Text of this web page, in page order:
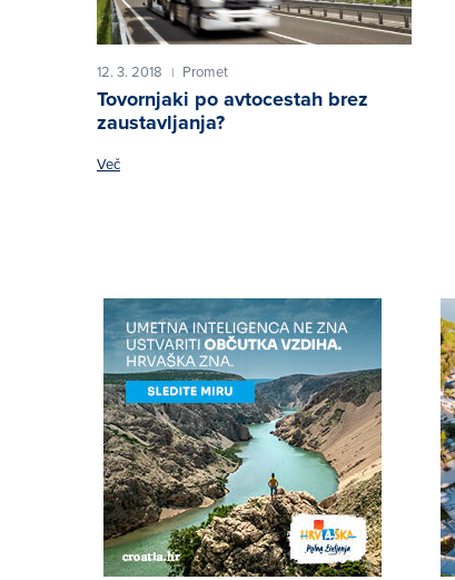
12. 3. 2018 | Promet
Tovornjaki po avtocestah brez
zaustavljanja?
Več